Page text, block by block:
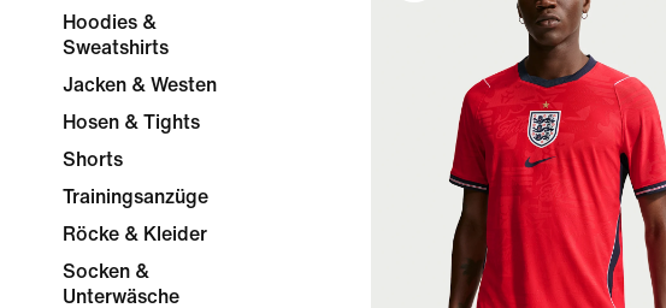
Hoodies &
Sweatshirts
Jacken & Westen
Hosen & Tights
Shorts
Trainingsanzüge
Röcke & Kleider
Socken &
Unterwäsche